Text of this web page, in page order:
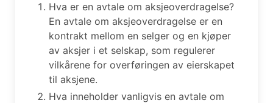
Hva er en avtale om aksjeoverdragelse?
En avtale om aksjeoverdragelse er en
kontrakt mellom en selger og en kjøper
av aksjer i et selskap, som regulerer
vilkårene for overføringen av eierskapet
til aksjene.
Hva inneholder vanligvis en avtale om